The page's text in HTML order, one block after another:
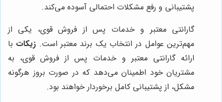
پشتیبانی و رفع مشکلات احتمالی آسوده می‌کند.
گارانتی معتبر و خدمات پس از فروش قوی، یکی از
مهم‌ترین عوامل در انتخاب یک برند معتبر است. زیکات با
ارائه گارانتی معتبر و خدمات پس از فروش قوی، به
مشتریان خود اطمینان می‌دهد که در صورت بروز هرگونه
مشکل، از پشتیبانی کامل برخوردار خواهند بود.